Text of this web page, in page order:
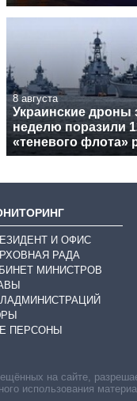
8 августа
Украинские дроны
неделю поразили
«теневого флота»
И ОФИС
РАДА
МИНИСТРОВ
ПЕРСОНЫ
на сайте,
использования